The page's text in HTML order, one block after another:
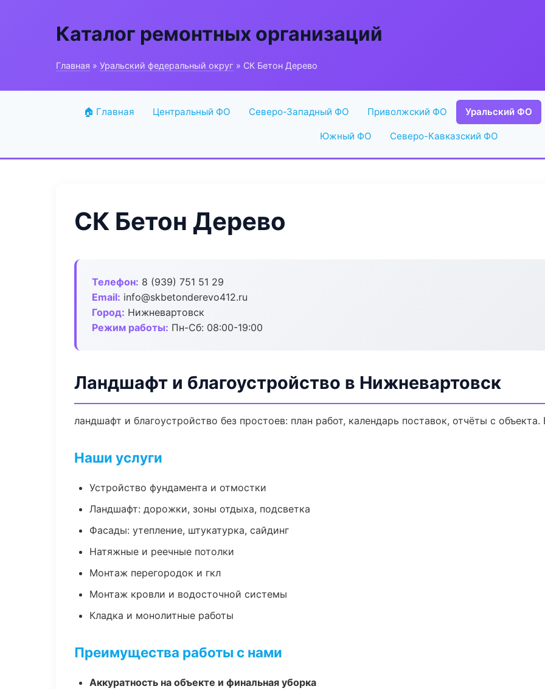
Каталог ремонтных организаций
Главная » Уральский федеральный округ » СК Бетон Дерево
🏠 Главная Центральный ФО Северо-Западный ФО Приволжский ФО Уральский ФО
Южный ФО Северо-Кавказский ФО
СК Бетон Дерево
Телефон: 8 (939) 751 51 29
Email: info@skbetonderevo412.ru
Город: Нижневартовск
Режим работы: Пн-Сб: 08:00-19:00
Ландшафт и благоустройство в Нижневартовск
ландшафт и благоустройство без простоев: план работ, календарь поставок, отчёты с
Наши услуги
Устройство фундамента и отмостки
Ландшафт: дорожки, зоны отдыха, подсветка
Фасады: утепление, штукатурка, сайдинг
Натяжные и реечные потолки
Монтаж перегородок и гкл
Монтаж кровли и водосточной системы
Кладка и монолитные работы
Преимущества работы с нами
Аккуратность на объекте и финальная уборка